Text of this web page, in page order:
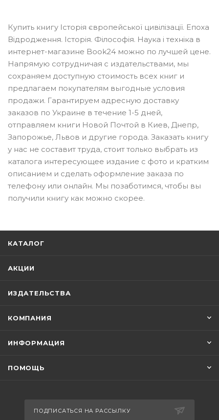
Купить книгу Історія європейської цивілізації. Епоха
Відродження. Історія. Філософія. Наука і техніка в
интернет-магазине Book24 можно по лучшей цене.
Напрямую сотрудничая с издательствами, мы
сохраняем доступную стоимость всех книг и
предлагаем покупателям выгодные условия
продажи. Гарантируем адресную доставку
заказов по Украине в течение 1-5 дней,
отправляем книги Новой Почтой в Киев, Днепр,
Запорожье, Львов и другие города. Заказать книгу
у нас не составит труда, стоит только выбрать из
каталога интересующее издание с фото и кратким
описанием и сделать оформление заказа по
телефону или онлайн. Мы позаботимся, чтобы вы
получили книгу как можно скорее.
КАТАЛОГ
АКЦИИ
ИЗДАТЕЛЬСТВА
КОМПАНИЯ
ИНФОРМАЦИЯ
ПОМОЩЬ
ПОДПИСАТЬСЯ НА РАССЫЛКУ